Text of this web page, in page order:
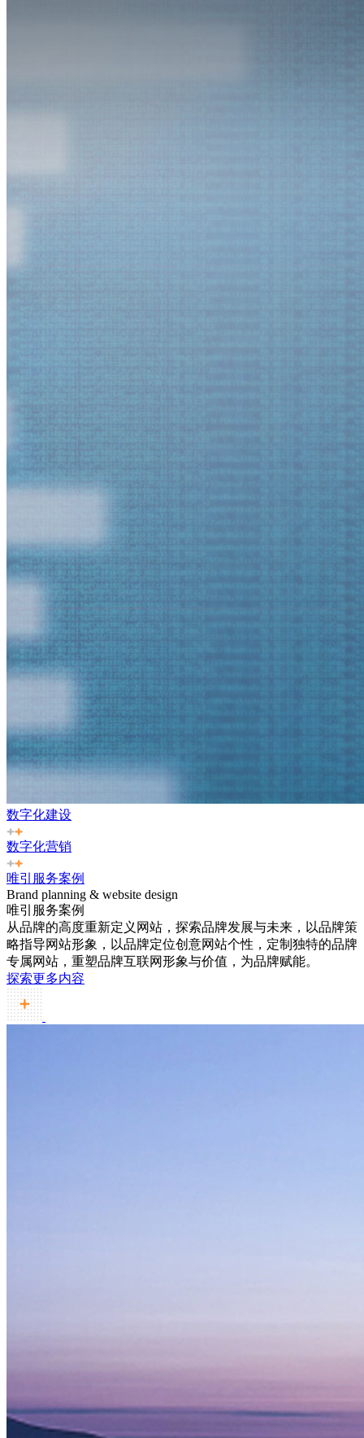
数字化建设
数字化营销
唯引服务案例
Brand planning & website design
唯引服务案例
从品牌的高度重新定义网站，探索品牌发展与未来，以品牌策
略指导网站形象，以品牌定位创意网站个性，定制独特的品牌
专属网站，重塑品牌互联网形象与价值，为品牌赋能。
探索更多内容